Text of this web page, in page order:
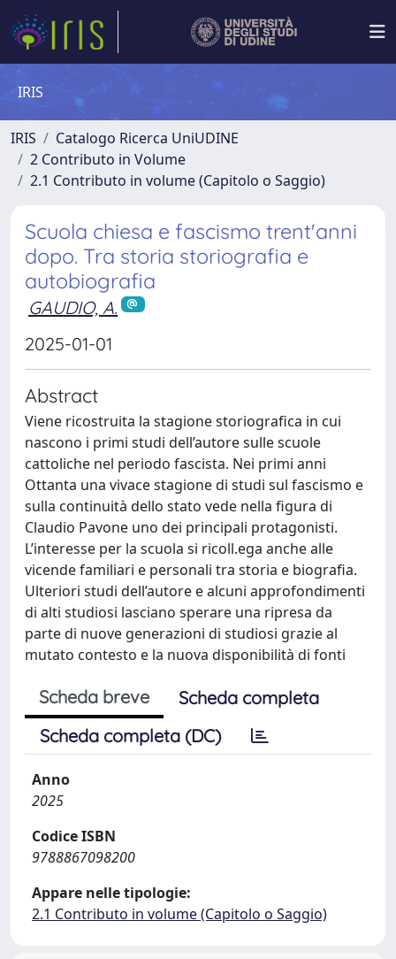
IRIS
IRIS
Catalogo Ricerca UniUDINE
2 Contributo in Volume
2.1 Contributo in volume (Capitolo o Saggio)
Scuola chiesa e fascismo trent'anni
dopo. Tra storia storiografia e
autobiografia
GAUDIO, A.
2025-01-01
Abstract
Viene ricostruita la stagione storiografica in cui
nascono i primi studi dell’autore sulle scuole
cattoliche nel periodo fascista. Nei primi anni
Ottanta una vivace stagione di studi sul fascismo e
sulla continuità dello stato vede nella figura di
Claudio Pavone uno dei principali protagonisti.
L’interesse per la scuola si ricoll.ega anche alle
vicende familiari e personali tra storia e biografia.
Ulteriori studi dell’autore e alcuni approfondimenti
di alti studiosi lasciano sperare una ripresa da
parte di nuove generazioni di studiosi grazie al
mutato contesto e la nuova disponibilità di fonti
Scheda breve
Scheda completa
Scheda completa (DC)
Anno
2025
Codice ISBN
9788867098200
Appare nelle tipologie:
2.1 Contributo in volume (Capitolo o Saggio)